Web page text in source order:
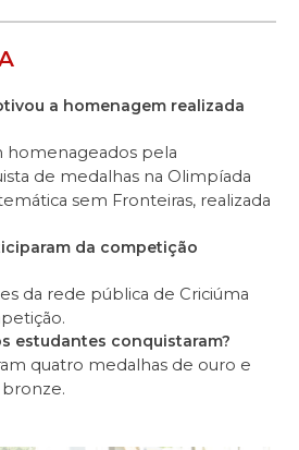
a homenagem realizada
homenageados pela
de medalhas na Olimpíada
sem Fronteiras, realizada
da competição
da rede pública de Criciúma
estudantes conquistaram?
quatro medalhas de ouro e